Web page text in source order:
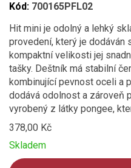
Kód: 700165PFL02
Hit mini je odolný a lehký
provedení, který je dodáván
kompaktní velikosti jej
tašky. Deštník má stabilní
kombinující pevnost oceli a
dodává odolnost a zároveň
vyrobený z látky pongee,
378,00 Kč
Skladem